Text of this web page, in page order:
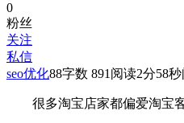
0
粉丝
关注
私信
seo优化88字数 891 阅读2分58秒
很多淘宝店家都偏爱淘宝客